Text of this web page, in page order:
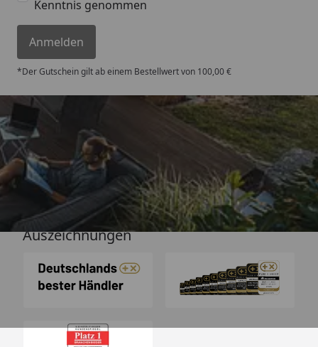
Kenntnis genommen
Anmelden
*Der Gutschein gilt ab einem Bestellwert von 100,00 €
Versand
Auszeichnungen